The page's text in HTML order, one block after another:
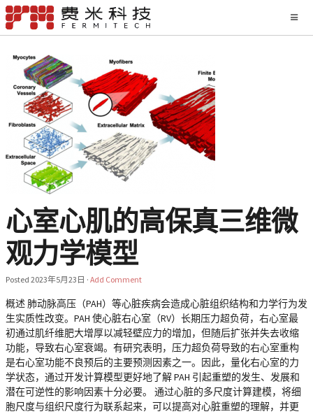
心室心肌的高保真三维微
观力学模型
Posted 2023年5月23日 · Add Comment
概述 肺动脉高压（PAH）等心脏疾病会造成心脏组织结构和力学行为发
生实质性改变。PAH 使心脏右心室（RV）长期压力超负荷，右心室最
初通过肌纤维肥大增厚以减轻壁应力的增加，但随后扩张并失去收缩
功能，导致右心室衰竭。有研究表明，压力超负荷导致的右心室重构
是右心室功能不良预后的主要预测因素之一。因此，量化右心室的力
学状态，通过开发计算模型更好地了解 PAH 引起重塑的发生、发展和
潜在可逆性的影响因素十分必要。 通过心脏的多尺度计算建模，将细
胞尺度与组织尺度行为联系起来，可以提高对心脏重塑的理解，并更